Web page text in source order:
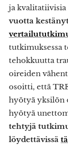
ja
vuotta
tutkimuksessa
tehokkuutta
oireiden
osoitti, että
hyötyä yksilön
hyötyä
tehtyjä
löydettävissä